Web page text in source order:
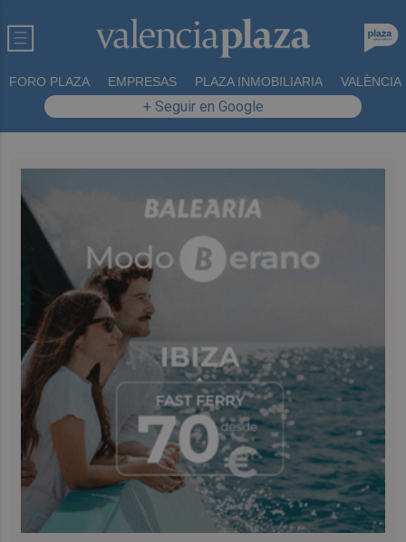
FORO PLAZA EMPRESAS PLAZA INMOBILIARIA VALÈNCIA
+ Seguir en Google